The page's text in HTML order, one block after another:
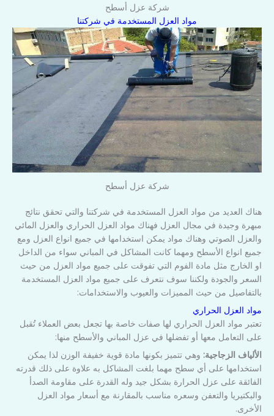
شركة عزل أسطح
مواد العزل المستخدمة في شركتنا
شركة عزل أسطح
هناك العديد من مواد العزل المستخدمة في شركتنا والتي تحقق نتائج
مبهرة وجيدة في مجال العزل فهناك مواد العزل الحراري والعزل المائي
والعزل الصوتي وهناك مواد يمكن استخدامها في جميع انواع العزل ومع
جميع انواع الأسطح ومهما كانت المشاكل في المباني سواء من الداخل
او الخارج مثل مادة الفوم التي تفوقت على جميع مواد العزل من حيث
السعر والجودة ولكننا سوف نتعرف على جميع مواد العزل المستخدمة
بالتفاصيل من حيث المميزات والعيوب والاستخدامات:
مواد العزل الحراري
تعتبر مواد العزل الحراري لها صفات خاصة بها تجعل بعض العملاء تُقبل
على التعامل معها أو تفضلها في عزل المباني والأسطح منها:
الألياف الزجاجية: وهي تتميز بكونها مادة قوية خفيفة الوزن لذا يمكن
استخدامها على أي سطح مهما بلغت المشاكل به علاوة على ذلك قدرته
الفائقة على عزل الحرارة بشكل جيد وله القدرة على مقاومة الصدأ
والبكتيريا والتعفن وسعره مناسب بالمقارنة مع أسعار مواد العزل
الأخرى.